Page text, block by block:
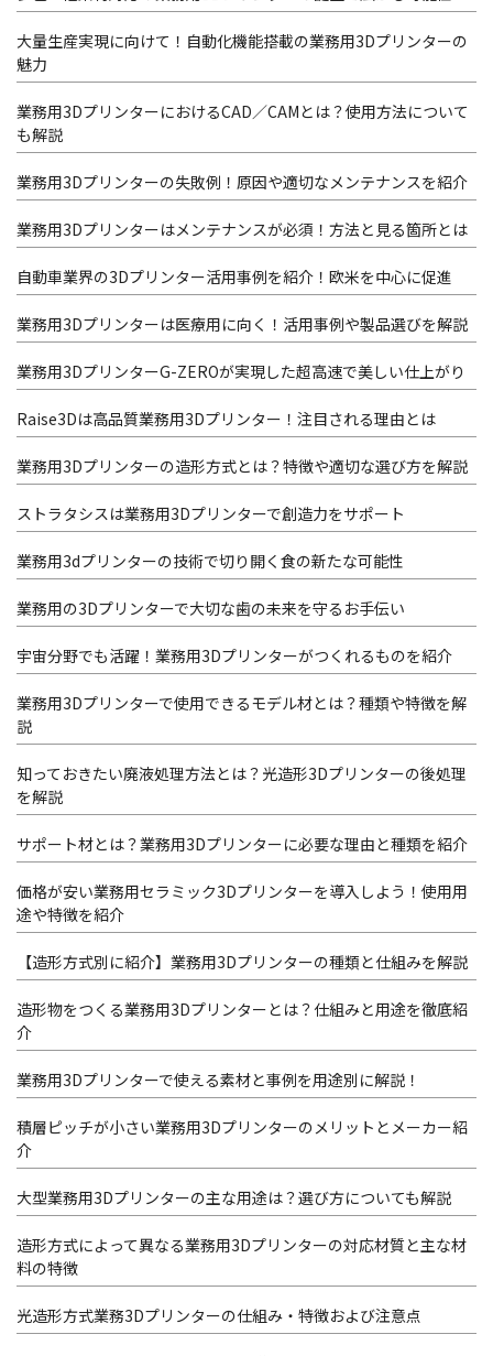
大量生産実現に向けて！自動化機能搭載の業務用3Dプリンターの
魅力
業務用3DプリンターにおけるCAD／CAMとは？使用方法について
も解説
業務用3Dプリンターの失敗例！原因や適切なメンテナンスを紹介
業務用3Dプリンターはメンテナンスが必須！方法と見る箇所とは
自動車業界の3Dプリンター活用事例を紹介！欧米を中心に促進
業務用3Dプリンターは医療用に向く！活用事例や製品選びを解説
業務用3DプリンターG-ZEROが実現した超高速で美しい仕上がり
Raise3Dは高品質業務用3Dプリンター！注目される理由とは
業務用3Dプリンターの造形方式とは？特徴や適切な選び方を解説
ストラタシスは業務用3Dプリンターで創造力をサポート
業務用3dプリンターの技術で切り開く食の新たな可能性
業務用の3Dプリンターで大切な歯の未来を守るお手伝い
宇宙分野でも活躍！業務用3Dプリンターがつくれるものを紹介
業務用3Dプリンターで使用できるモデル材とは？種類や特徴を解
説
知っておきたい廃液処理方法とは？光造形3Dプリンターの後処理
を解説
サポート材とは？業務用3Dプリンターに必要な理由と種類を紹介
価格が安い業務用セラミック3Dプリンターを導入しよう！使用用
途や特徴を紹介
【造形方式別に紹介】業務用3Dプリンターの種類と仕組みを解説
造形物をつくる業務用3Dプリンターとは？仕組みと用途を徹底紹
介
業務用3Dプリンターで使える素材と事例を用途別に解説！
積層ピッチが小さい業務用3Dプリンターのメリットとメーカー紹
介
大型業務用3Dプリンターの主な用途は？選び方についても解説
造形方式によって異なる業務用3Dプリンターの対応材質と主な材
料の特徴
光造形方式業務3Dプリンターの仕組み・特徴および注意点